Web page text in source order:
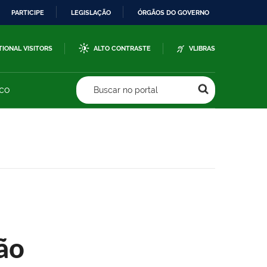
PARTICIPE LEGISLAÇÃO ÓRGÃOS DO GOVERNO
VISITORS ALTO CONTRASTE VLIBRAS
Buscar no portal